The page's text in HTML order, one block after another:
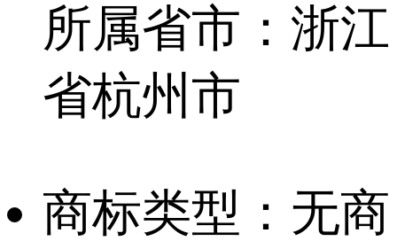
所属省市： 浙江
省杭州市
商标类型： 无商